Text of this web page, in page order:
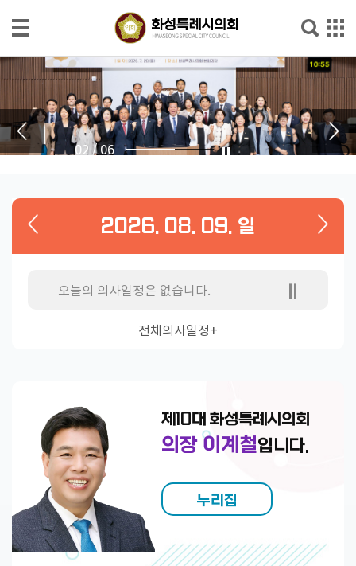
본문으로 바로가기
메인메뉴 바로가기
의
소
개
소
식
방
송
의
02/06
2026. 08. 09. 일
오늘의 의사일정은 없습니다.
전체의사일정+
제10대 화성특례시의회
의장 이계철입니다.
누리집